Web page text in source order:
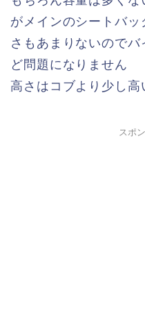
がメインのシートバ
さもあまりないので
ど問題になりません
高さはコブより少し
スポ